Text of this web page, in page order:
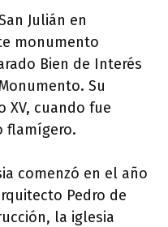
Julián en
monumento
Bien de Interés
Su
XV, cuando fue
flamígero.
comenzó en el año
Pedro de
la iglesia